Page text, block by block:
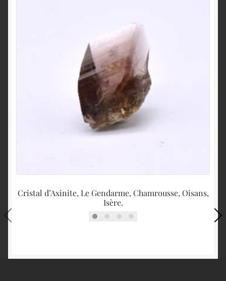
Cristal d’Axinite, Le Gendarme, Chamrousse, Oisans,
Isère.